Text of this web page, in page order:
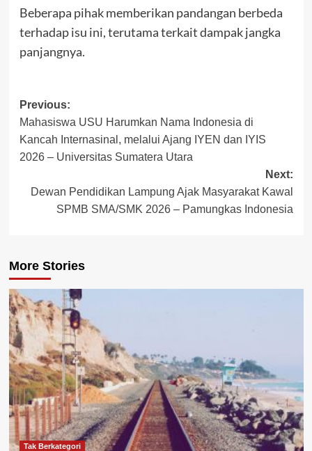
Beberapa pihak memberikan pandangan berbeda
terhadap isu ini, terutama terkait dampak jangka
panjangnya.
Post
navigation
Previous:
Mahasiswa USU Harumkan Nama Indonesia di
Kancah Internasinal, melalui Ajang IYEN dan IYIS
2026 – Universitas Sumatera Utara
Next:
Dewan Pendidikan Lampung Ajak Masyarakat Kawal
SPMB SMA/SMK 2026 – Pamungkas Indonesia
More Stories
Tak Berkategori